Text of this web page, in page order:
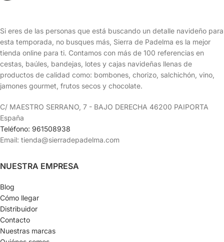
Si eres de las personas que está buscando un detalle navideño para
esta temporada, no busques más, Sierra de Padelma es la mejor
tienda online para ti. Contamos con más de 100 referencias en
cestas, baúles, bandejas, lotes y cajas navideñas llenas de
productos de calidad como: bombones, chorizo, salchichón, vino,
jamones gourmet, frutos secos y chocolate.
C/ MAESTRO SERRANO, 7 - BAJO DERECHA 46200 PAIPORTA
España
Teléfono: 961508938
Email: tienda@sierradepadelma.com
NUESTRA EMPRESA
Blog
Cómo llegar
Distribuidor
Contacto
Nuestras marcas